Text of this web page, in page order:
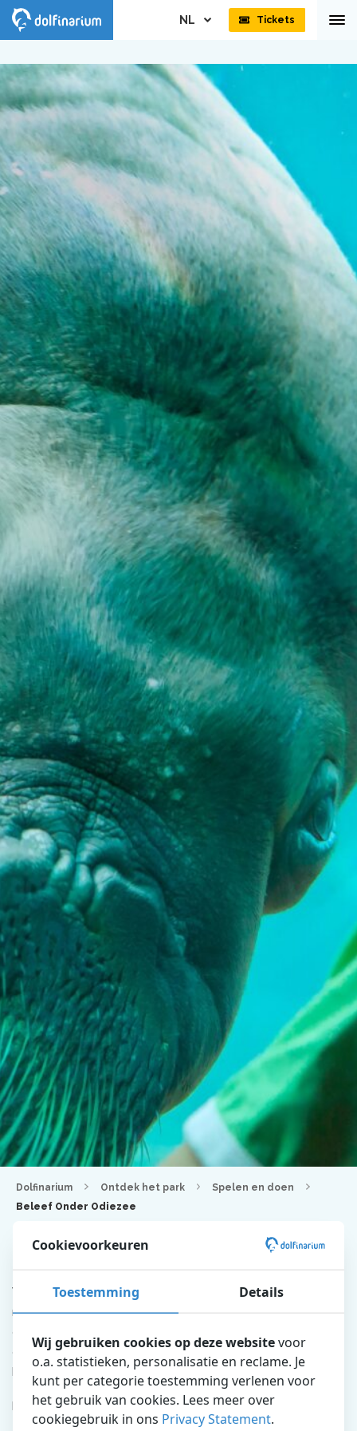
NL Tickets
Dolfinarium Ontdek het park
Spelen en doen
Beleef Onder Odiezee
Beleef Onder Odiezee
Wil jij de wondere waterwereld van de oceaan ontdekken,
maar vind jij het spannend om te duiken? Dan hebben we
goed nieuws voor jou! Want als jij naar beneden daalt in de
onderwaterruimte ‘Onder Odiezee’ van het Dolfinarium – een
binnenlocatie, is het echt alsof je zelf diep in de zee duikt.
Een oase van rust. Genietend van jouw reis door de zee,
zwemmen de dolfijnen met je mee langs de glaswand. Maar
Cookievoorkeuren
Toestemming Details
Wij gebruiken cookies op deze websitevoor
o.a. statistieken, personalisatie en reclame. Je
kunt per categorie toestemming verlenen voor
het gebruik van cookies. Lees meer over
cookiegebruik in ons Privacy Statement.